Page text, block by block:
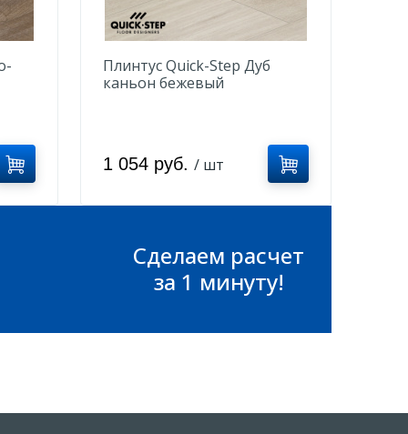
Плинтус Quick-Step Дуб
каньон бежевый
1 054 руб. / шт
Сделаем расчет
за 1 минуту!